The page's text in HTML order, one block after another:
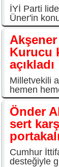
İYİ Parti
Üner'in
Kurucu
açıkladı
Milletvekili
hemen
Önder
sert
Cumhur
desteğiyle